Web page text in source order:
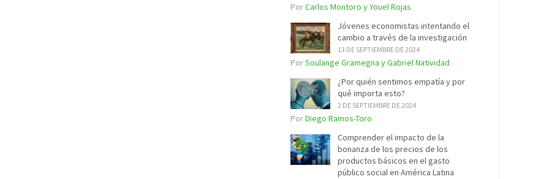
PorCarlos Montoro y Youel Rojas
Jóvenes economistas intentando el
cambio a través de la investigación
13 DE SEPTIEMBRE DE 2024
PorSoulange Gramegna y Gabriel Natividad
¿Por quién sentimos empatía y por
qué importa esto?
2 DE SEPTIEMBRE DE 2024
PorDiego Ramos-Toro
Comprender el impacto de la
bonanza de los precios de los
productos básicos en el gasto
público social en América Latina